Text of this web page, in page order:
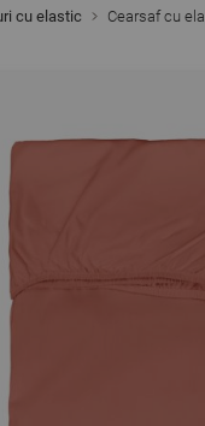
cu elastic Cearsaf cu